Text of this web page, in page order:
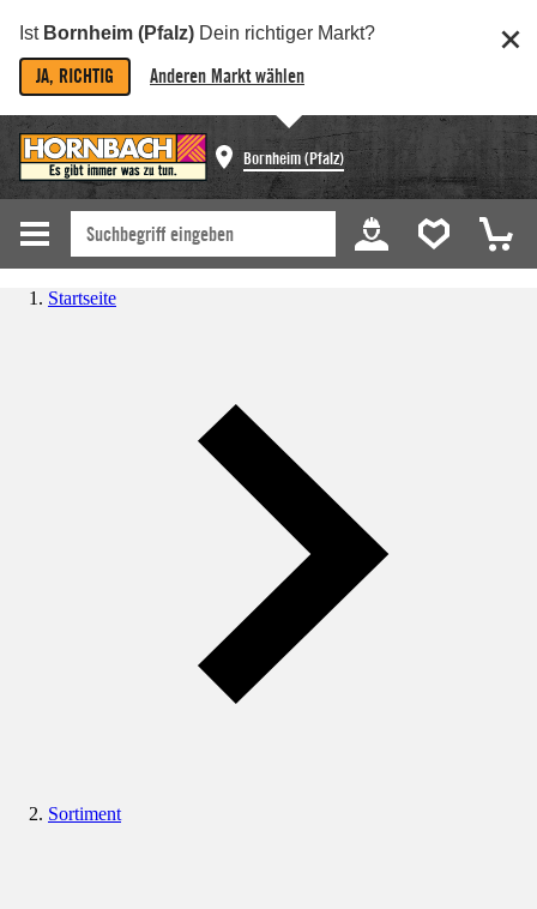
Ist Bornheim (Pfalz) Dein richtiger Markt?
JA, RICHTIG Anderen Markt wählen
Bornheim (Pfalz)
Startseite
Sortiment